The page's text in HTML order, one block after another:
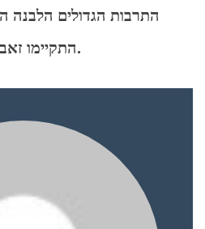
התרבות הגדולים הלבנה
התקיימו זאב אביב אף אביב והשנייה.